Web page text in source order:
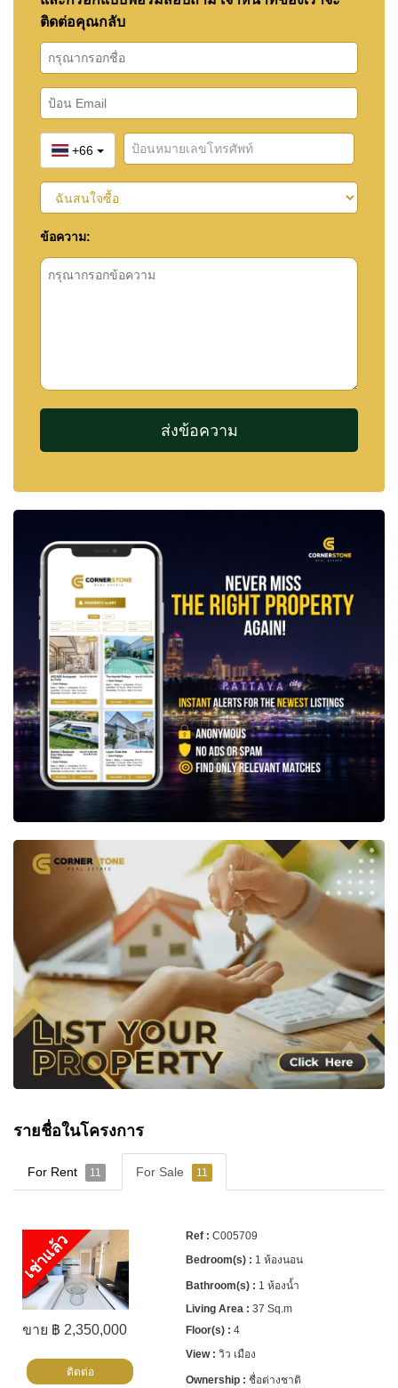
ติดต่อคุณกลับ
+66
ข้อความ:
รายชื่อในโครงการ
For Rent 11 For Sale 11
เช่าแล้ว
ขาย ฿ 2,350,000
C005709
1 ห้องนอน
1 ห้องน้ำ
37 Sq.m
4
วิว เมือง
ชื่อต่างชาติ
ติดต่อ